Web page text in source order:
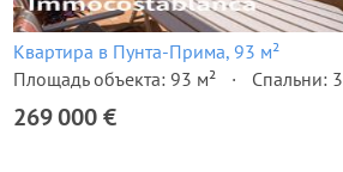
Квартира в Пунта-Прима, 93 м²
Площадь объекта: 93 м²
Спальни: 3
269 000 €